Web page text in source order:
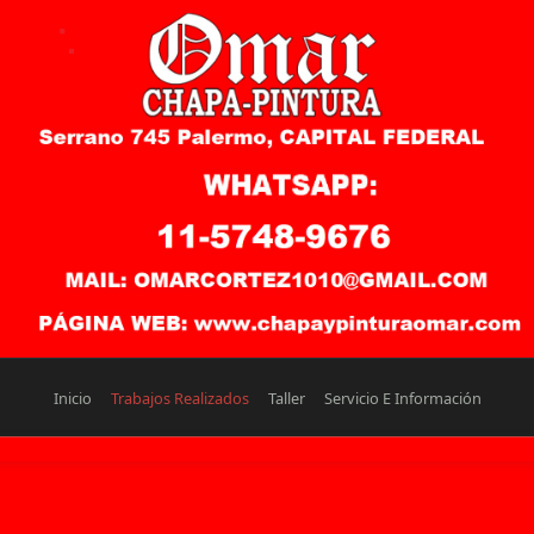
Inicio Trabajos Realizados Taller Servicio E Información